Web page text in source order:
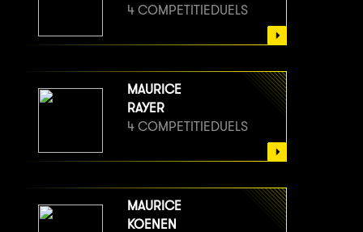
4 COMPETITIEDUELS
MAURICE
RAYER
4 COMPETITIEDUELS
MAURICE
KOENEN